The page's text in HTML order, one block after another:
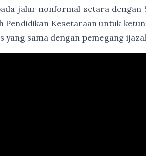
jalur nonformal setara dengan
Kesetaraan untuk
yang sama dengan pemegang